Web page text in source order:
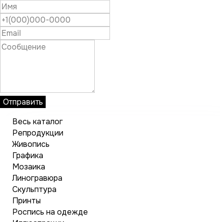
Отправить
Весь каталог
Репродукции
Живопись
Графика
Мозаика
Линогравюра
Скульптура
Принты
Роспись на одежде